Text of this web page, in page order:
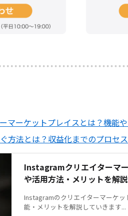
マーケットプレイスとは？機能
方法とは？収益化までのプロセ
Instagramクリエイターマ
や活用方法・メリットを解説
Instagramのクリエイターマーケ
能・メリットを解説していきます...